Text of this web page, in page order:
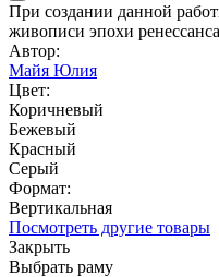
При создании данной
живописи эпохи ренессанса
Автор:
Майя Юлия
Цвет:
Коричневый
Бежевый
Красный
Серый
Формат:
Вертикальная
Посмотреть другие товары
Закрыть
Выбрать раму